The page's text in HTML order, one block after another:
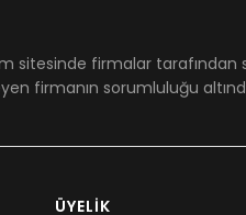
sitesinde firmalar
firmanın sorumluluğu
ÜYELIK